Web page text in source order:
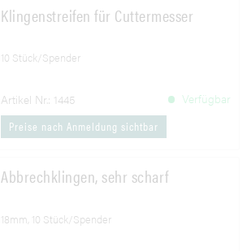
Klingenstreifen für Cuttermesser
10 Stück/Spender
Artikel Nr.: 1445
Verfügbar
Preise nach Anmeldung sichtbar
Abbrechklingen, sehr scharf
18mm, 10 Stück/Spender